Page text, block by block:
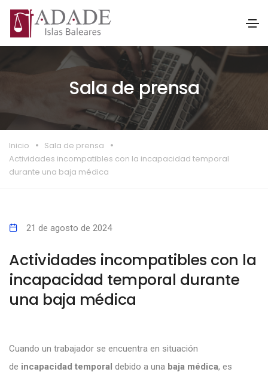
Sala de prensa
Inicio
Sala de prensa
Actividades incompatibles con la incapacidad temporal
durante una baja médica
21 de agosto de 2024
Actividades incompatibles con la
incapacidad temporal durante
una baja médica
Cuando un trabajador se encuentra en situación
de incapacidad temporal debido a una baja médica, es